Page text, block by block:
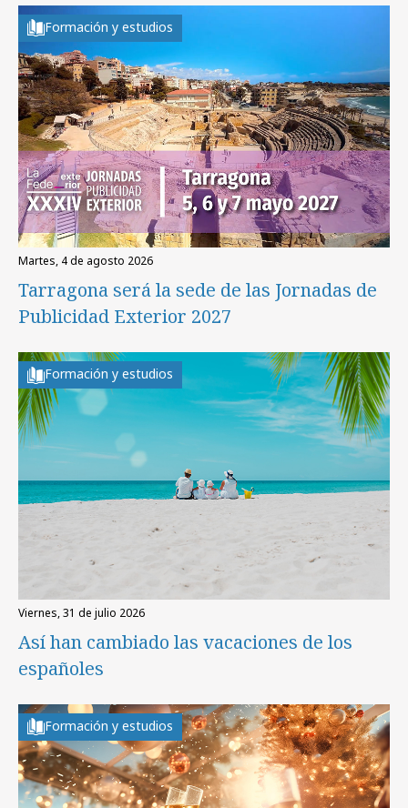
Formación y estudios
martes, 4 de agosto 2026
Tarragona será la sede de las Jornadas de
Publicidad Exterior 2027
Formación y estudios
viernes, 31 de julio 2026
Así han cambiado las vacaciones de los
españoles
Formación y estudios